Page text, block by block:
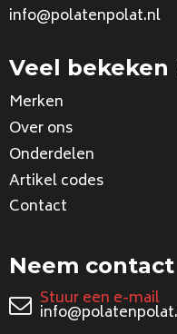
info@polatenpolat.nl
Veel bekeken
Merken
Over ons
Onderdelen
Artikel codes
Contact
Neem
Stuur een e-mail